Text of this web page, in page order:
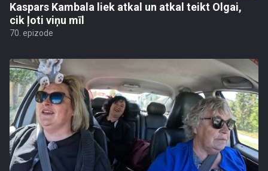
Kaspars Kambala liek atkal un atkal teikt Olgai,
cik ļoti viņu mīl
70. epizode